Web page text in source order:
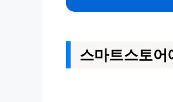
스마트스토어